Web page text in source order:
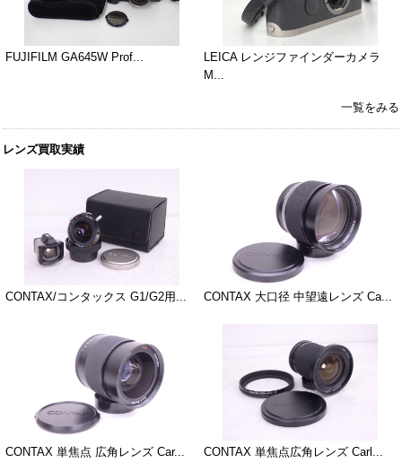
FUJIFILM GA645W Prof...
LEICA レンジファインダーカメラ
M...
一覧をみる
レンズ買取実績
CONTAX/コンタックス G1/G2用... CONTAX 大口径 中望遠レンズ Ca...
CONTAX 単焦点 広角レンズ Car... CONTAX 単焦点広角レンズ Carl...